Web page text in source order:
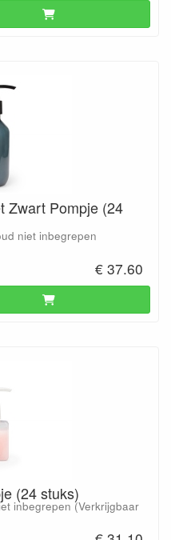
Zwart Pompje (24
niet inbegrepen
€ 37.60
(24 stuks)
inbegrepen (Verkrijgbaar